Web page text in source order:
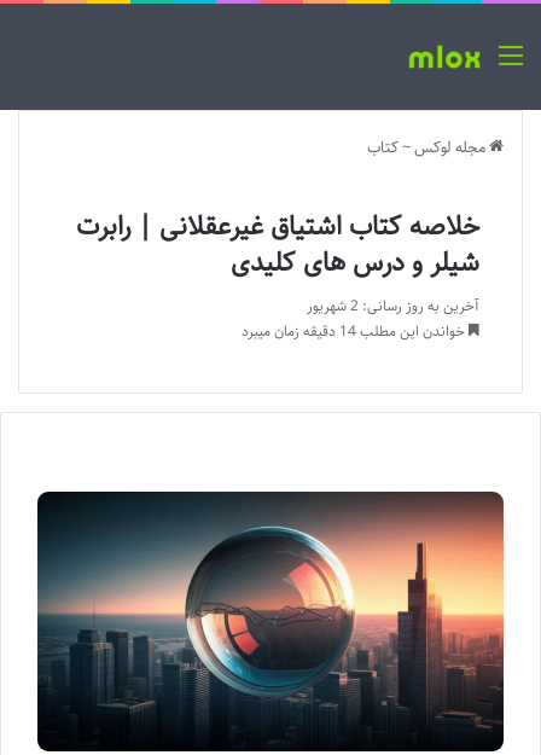
منو
مجله لوکس~کتاب
خلاصه کتاب اشتیاق غیرعقلانی | رابرت
شیلر و درس های کلیدی
آخرین به روز رسانی: 2 شهریور
خواندن این مطلب 14 دقیقه زمان میبرد